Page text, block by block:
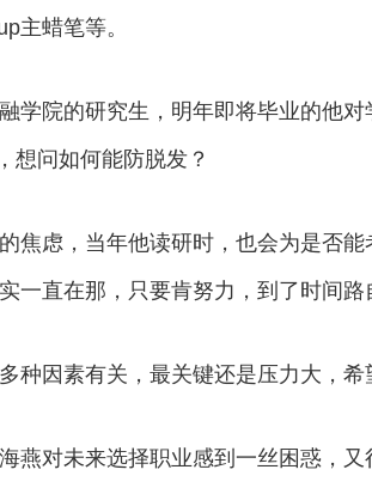
主蜡笔等。
学院的研究生，明年即将毕业的他
想问如何能防脱发？
焦虑，当年他读研时，也会为是否
一直在那，只要肯努力，到了时间路
种因素有关，最关键还是压力大，希
燕对未来选择职业感到一丝困惑，又